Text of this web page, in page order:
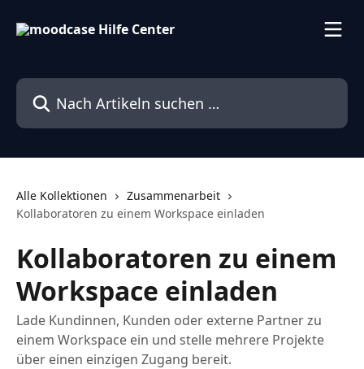
Nach Artikeln suchen …
Alle Kollektionen
Zusammenarbeit
Kollaboratoren zu einem Workspace einladen
Kollaboratoren zu einem
Workspace einladen
Lade Kundinnen, Kunden oder externe Partner zu
einem Workspace ein und stelle mehrere Projekte
über einen einzigen Zugang bereit.